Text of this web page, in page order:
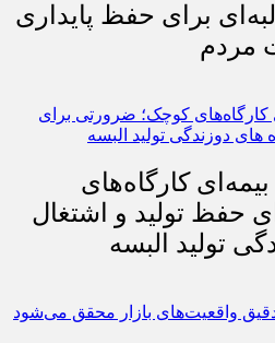
برای حفظ پایداری
مردم
کارگاه‌های
حفظ تولید و اشتغال
تولید البسه